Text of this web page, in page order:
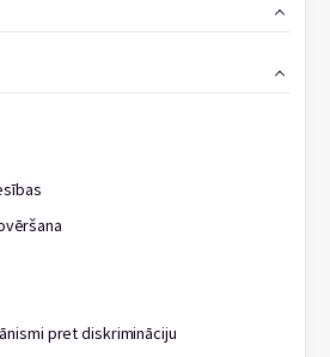
pret diskrimināciju